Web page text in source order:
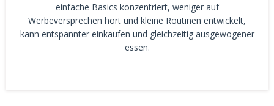
einfache Basics konzentriert, weniger auf
Werbeversprechen hört und kleine Routinen entwickelt,
kann entspannter einkaufen und gleichzeitig ausgewogener
essen.